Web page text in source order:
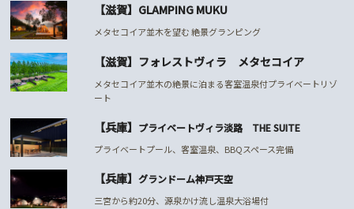
【滋賀】GLAMPING MUKU
メタセコイア並木を望む 絶景グランピング
【滋賀】フォレストヴィラ メタセコイア
メタセコイア並木の絶景に泊まる客室温泉付プライベートリゾ
ート
【兵庫】 プライベートヴィラ淡路 THE SUITE
プライベートプール、客室温泉、BBQスペース完備
【兵庫】 グランドーム神戸天空
三宮から約20分、源泉かけ流し温泉大浴場付